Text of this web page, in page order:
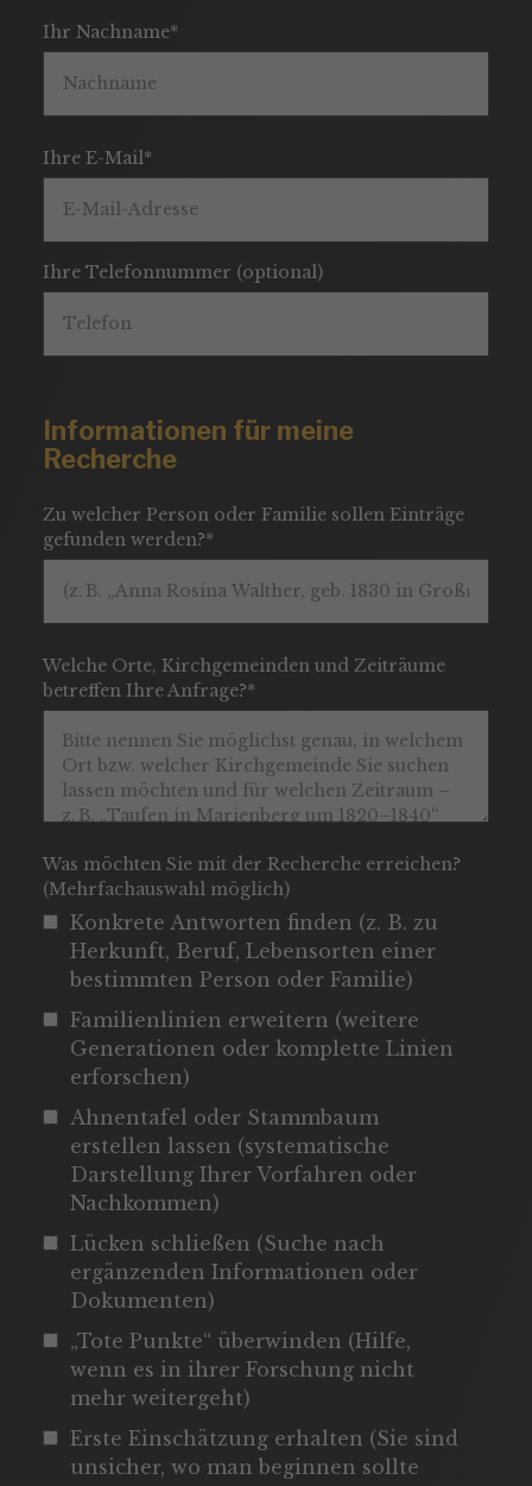
Ihr Nachname*
Ihre E-Mail*
Ihre Telefonnummer (optional)
Informationen für meine
Recherche
Zu welcher Person oder Familie sollen Einträge
gefunden werden?*
Welche Orte, Kirchgemeinden und Zeiträume
betreffen Ihre Anfrage?*
Was möchten Sie mit der Recherche erreichen?
(Mehrfachauswahl möglich)
Konkrete Antworten finden (z. B. zu
Herkunft, Beruf, Lebensorten einer
bestimmten Person oder Familie)
Familienlinien erweitern (weitere
Generationen oder komplette Linien
erforschen)
Ahnentafel oder Stammbaum
erstellen lassen (systematische
Darstellung Ihrer Vorfahren oder
Nachkommen)
Lücken schließen (Suche nach
ergänzenden Informationen oder
Dokumenten)
„Tote Punkte“ überwinden (Hilfe,
wenn es in ihrer Forschung nicht
mehr weitergeht)
Erste Einschätzung erhalten (Sie sind
unsicher, wo man beginnen sollte